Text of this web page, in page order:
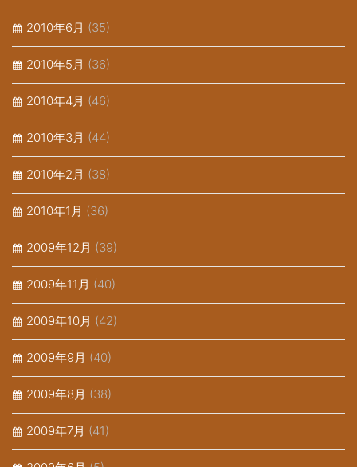
2010年6月 (35)
2010年5月 (36)
2010年4月 (46)
2010年3月 (44)
2010年2月 (38)
2010年1月 (36)
2009年12月 (39)
2009年11月 (40)
2009年10月 (42)
2009年9月 (40)
2009年8月 (38)
2009年7月 (41)